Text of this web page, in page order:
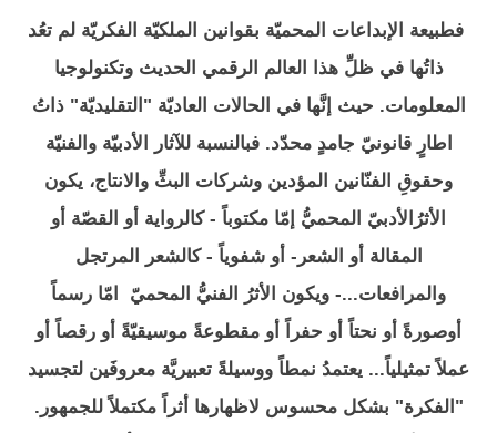
فطبيعة الإبداعات المحميّة بقوانين الملكيّة الفكريّة لم تعُد
ذاتُها في ظلِّ هذا العالم الرقمي الحديث وتكنولوجيا
المعلومات. حيث إنَّها في الحالات العاديّة "التقليديّة" ذاتُ
اطارٍ قانونيّ جامدٍ محدّد. فبالنسبة للآثار الأدبيّة والفنيّة
وحقوقِ الفنّانين المؤدين وشركات البثِّ والانتاج، يكون
الأثرُالأدبيّ المحميُّ إمّا مكتوباً - كالرواية أو القصّة أو
المقالة أو الشعر- أو شفوياً - كالشعر المرتجل
والمرافعات...- ويكون الأثرُ الفنيُّ المحميّ امّا رسماً
أوصورةً أو نحتاً أو حفراً أو مقطوعةً موسيقيّةً أو رقصاً أو
عملاً تمثيلياً... يعتمدُ نمطاً ووسيلةً تعبيريَّة معروفَين لتجسيد
"الفكرة" بشكل محسوس لاظهارها أثراً مكتملاً للجمهور.